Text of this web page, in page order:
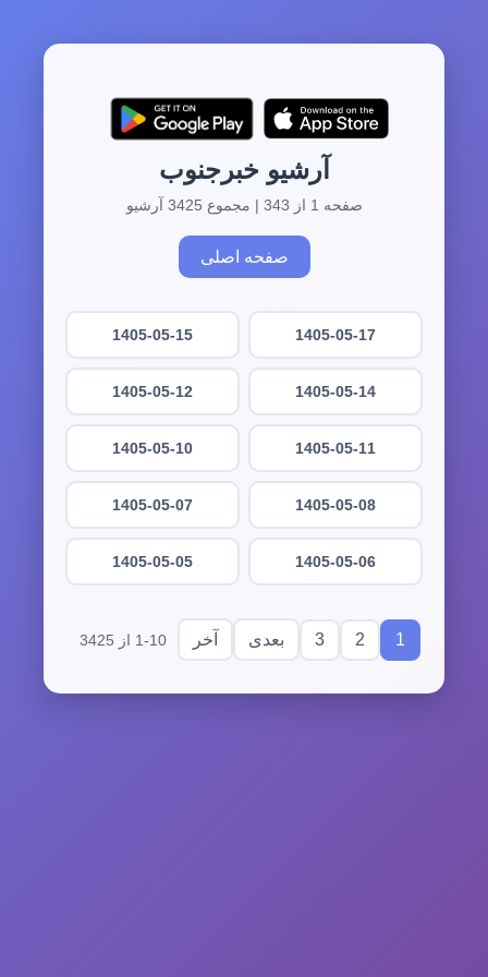
آرشیو خبرجنوب
صفحه 1 از 343 | مجموع 3425 آرشیو
صفحه اصلی
1405-05-17
1405-05-15
1405-05-14
1405-05-12
1405-05-11
1405-05-10
1405-05-08
1405-05-07
1405-05-06
1405-05-05
1
2
3 بعدی آخر 1-10 از 3425